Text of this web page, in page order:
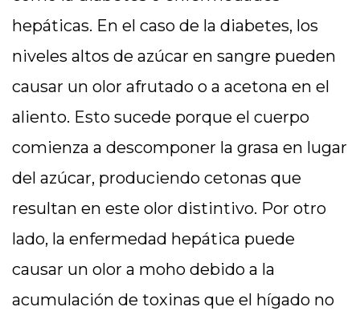
hepáticas. En el caso de la diabetes, los
niveles altos de azúcar en sangre pueden
causar un olor afrutado o a acetona en el
aliento. Esto sucede porque el cuerpo
comienza a descomponer la grasa en lugar
del azúcar, produciendo cetonas que
resultan en este olor distintivo. Por otro
lado, la enfermedad hepática puede
causar un olor a moho debido a la
acumulación de toxinas que el hígado no